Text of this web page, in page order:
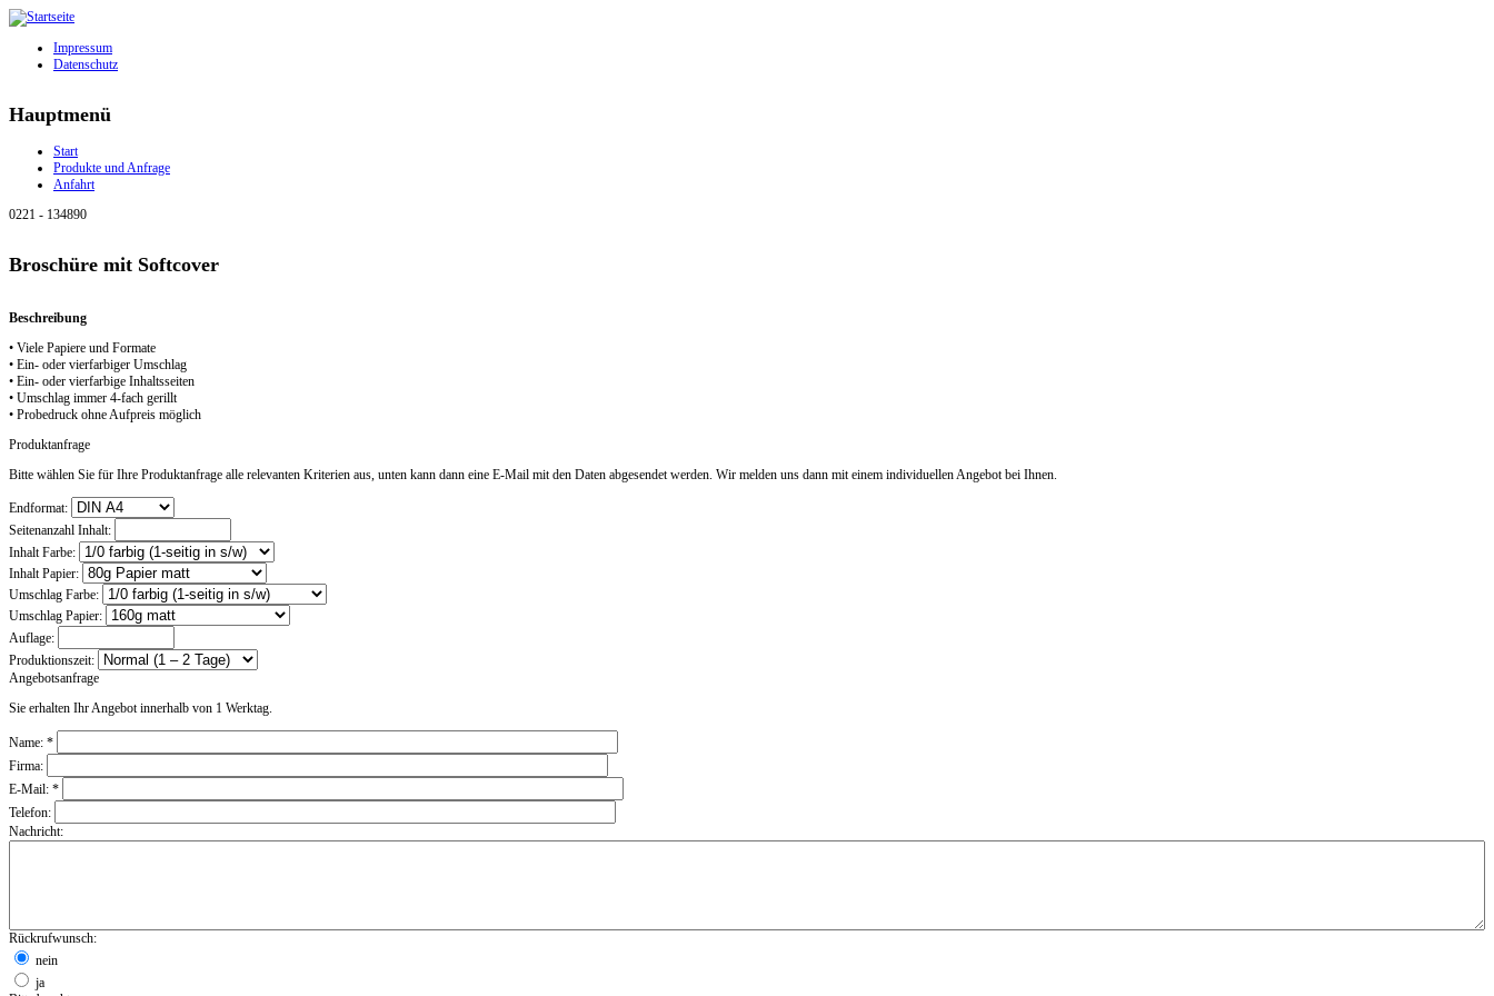
Direkt zum Inhalt
Impressum
Datenschutz
Hauptmenü
Start
Produkte und Anfrage
Anfahrt
0221 - 134890
Broschüre mit Softcover
Beschreibung
• Viele Papiere und Formate
• Ein- oder vierfarbiger Umschlag
• Ein- oder vierfarbige Inhaltsseiten
• Umschlag immer 4-fach gerillt
• Probedruck ohne Aufpreis möglich
Produktanfrage
Bitte wählen Sie für Ihre Produktanfrage alle relevanten Kriterien aus, unten kann dann eine E-Mail mit den Daten abgesendet werden. Wir melden uns dann mit einem individuellen Angebot bei Ihnen.
Endformat:
Seitenanzahl Inhalt:
Inhalt Farbe:
Inhalt Papier:
Umschlag Farbe:
Umschlag Papier:
Auflage:
Produktionszeit:
Angebotsanfrage
Sie erhalten Ihr Angebot innerhalb von 1 Werktag.
Name: *
Firma:
E-Mail: *
Telefon:
Nachricht:
Rückrufwunsch:
nein
ja